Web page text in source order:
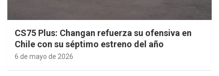
CS75 Plus: Changan refuerza su ofensiva en
Chile con su séptimo estreno del año
6 de mayo de 2026